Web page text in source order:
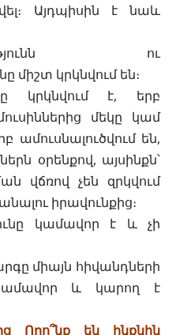
Այդպիսին է նաև
ու
միշտ կրկնվում են։
կրկնվում է, երբ
մեկը կամ
ամուսնալուծվում են,
օրենքով, այսինքն՝
վճռով չեն զրկվում
իրավունքից։
կամավոր է և չի
միայն հիվանդների
և կարող է
Որո՞նք են ինքնին